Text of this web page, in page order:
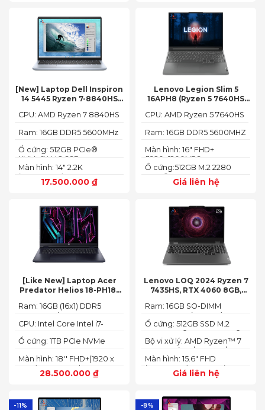
[New] Laptop Dell Inspiron
14 5445 Ryzen 7-8840HS
Radeon 780M Màn 14inch
17.500.000 ₫
Màn hình: 14" 2.2K
(2240X1400)
Ổ cứng: 512GB PCIe®
NVMe™ M.2 SSD
Ram: 16GB DDR5 5600MHz
CPU: AMD Ryzen 7 8840HS
Lenovo Legion Slim 5
16APH8 (Ryzen 5 7640HS
4060 16″ FHD+ 144Hz)
Giá liên hệ
Ổ cứng:512GB M.2 2280
PCIe® 4.0 x4 SSD
Màn hình: 16" FHD+
(1920x1200) IPS
Ram: 16GB DDR5 5600MHZ
CPU: AMD Ryzen 5 7640HS
[Like New] Laptop Acer
Predator Helios 18-PH18-
13700HX, RTX 4060 8GB,
165HZ)
28.500.000 ₫
Màn hình: 18'' FHD+(1920 x
1200) 165 Hz In-plane
Switching (IPS)
Ổ cứng: 1TB PCIe NVMe
CPU: Intel Core Intel i7-
GHz 30MB
Ram: 16GB (16x1) DDR5
4800MHz (2x SO-DIMM
socket, up to 32GB
SDRAM)
Lenovo LOQ 2024 Ryzen 7
7435HS, RTX 4060 8GB,
144Hz, 100% sRGB
Giá liên hệ
Màn hình: 15.6" FHD
(1920x1080) IPS 300nits
Anti-glare, 100% sRGB,
Bộ vi xử lý: AMD Ryzen™ 7
74355HS (8C / 16T, 3.8 /
5.1GHz, 8MB L2 / 16MB L3)
Ổ cứng: 512GB SSD M.2
2242 PCIe® 4.0x4 NVMe®
(2 slots nvme)
Ram: 16GB SO-DIMM
DDR5-5600 (max 64)
-11% -8%